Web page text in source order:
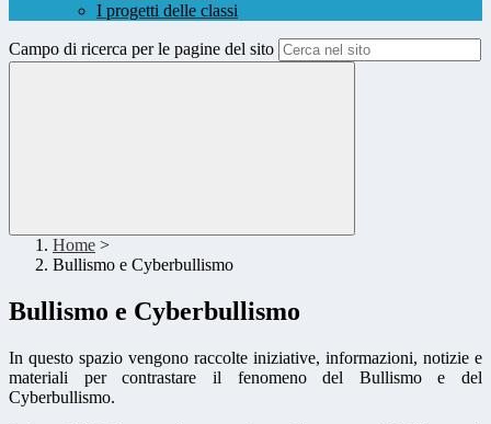
I progetti delle classi
Campo di ricerca per le pagine del sito
Home >
Bullismo e Cyberbullismo
Bullismo e Cyberbullismo
In questo spazio vengono raccolte iniziative, informazioni, notizie e
materiali per contrastare il fenomeno del Bullismo e del
Cyberbullismo.